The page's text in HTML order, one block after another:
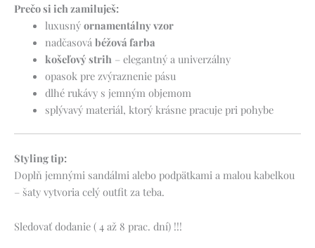
Prečo si ich zamiluješ:
luxusný ornamentálny vzor
nadčasová béžová farba
košeľový strih – elegantný a univerzálny
opasok pre zvýraznenie pásu
dlhé rukávy s jemným objemom
splývavý materiál, ktorý krásne pracuje pri pohybe
Styling tip:
Doplň jemnými sandálmi alebo podpätkami a malou kabelkou
– šaty vytvoria celý outfit za teba.
Sledovať dodanie ( 4 až 8 prac. dní) !!!